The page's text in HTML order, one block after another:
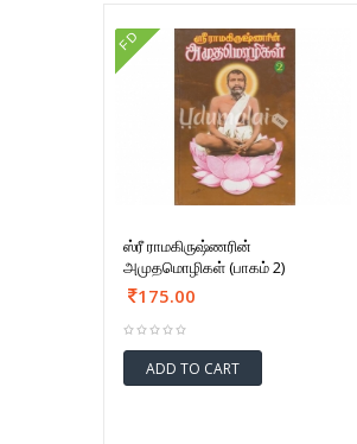
FD
ஸ்ரீ ராமகிருஷ்ணரின்
அமுதமொழிகள் (பாகம் 2)
175.00
ADD TO CART